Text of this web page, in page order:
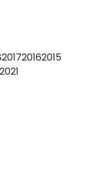
201720162015
2021